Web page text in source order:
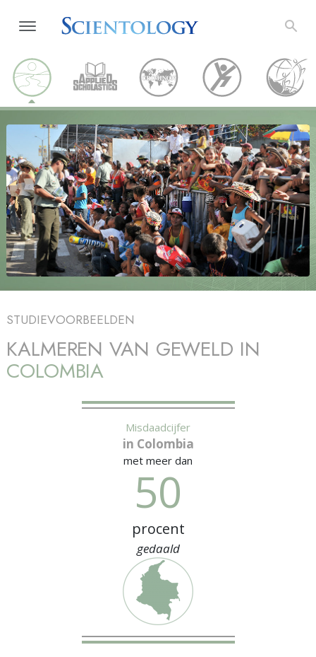
STUDIEVOORBEELDEN
KALMEREN VAN GEWELD IN
COLOMBIA
Misdaadcijfer
in Colombia
met meer dan
50
procent
gedaald